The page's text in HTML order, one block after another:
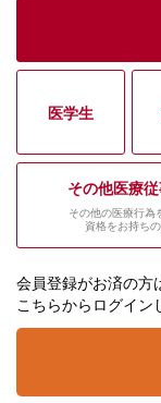
医学生
その他医療
その他の医療行為
資格をお持ち
会員登録がお済の方
こちらからログイン